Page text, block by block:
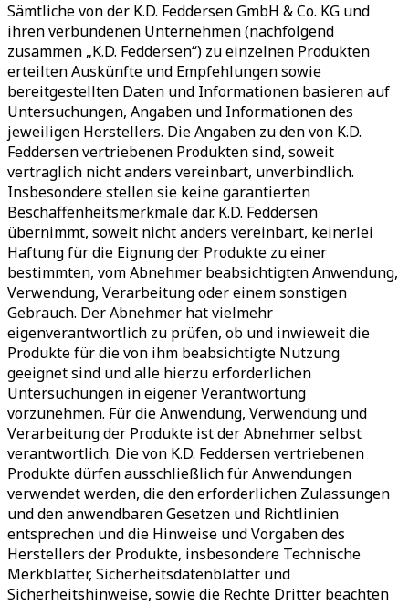
Sämtliche von der K.D. Feddersen GmbH & Co. KG und
ihren verbundenen Unternehmen (nachfolgend
zusammen „K.D. Feddersen“) zu einzelnen Produkten
erteilten Auskünfte und Empfehlungen sowie
bereitgestellten Daten und Informationen basieren auf
Untersuchungen, Angaben und Informationen des
jeweiligen Herstellers. Die Angaben zu den von K.D.
Feddersen vertriebenen Produkten sind, soweit
vertraglich nicht anders vereinbart, unverbindlich.
Insbesondere stellen sie keine garantierten
Beschaffenheitsmerkmale dar. K.D. Feddersen
übernimmt, soweit nicht anders vereinbart, keinerlei
Haftung für die Eignung der Produkte zu einer
bestimmten, vom Abnehmer beabsichtigten Anwendung,
Verwendung, Verarbeitung oder einem sonstigen
Gebrauch. Der Abnehmer hat vielmehr
eigenverantwortlich zu prüfen, ob und inwieweit die
Produkte für die von ihm beabsichtigte Nutzung
geeignet sind und alle hierzu erforderlichen
Untersuchungen in eigener Verantwortung
vorzunehmen. Für die Anwendung, Verwendung und
Verarbeitung der Produkte ist der Abnehmer selbst
verantwortlich. Die von K.D. Feddersen vertriebenen
Produkte dürfen ausschließlich für Anwendungen
verwendet werden, die den erforderlichen Zulassungen
und den anwendbaren Gesetzen und Richtlinien
entsprechen und die Hinweise und Vorgaben des
Herstellers der Produkte, insbesondere Technische
Merkblätter, Sicherheitsdatenblätter und
Sicherheitshinweise, sowie die Rechte Dritter beachten